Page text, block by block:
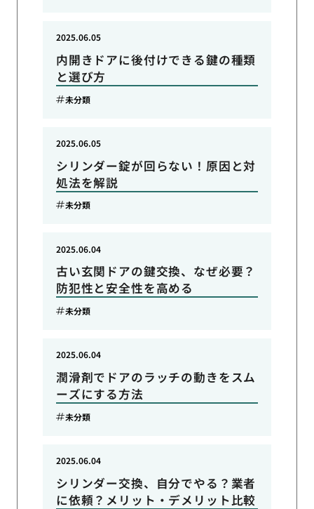
内開きドアに後付けできる鍵の種類
と選び方
2025.06.05
未分類
シリンダー錠が回らない！原因と対
処法を解説
2025.06.05
未分類
古い玄関ドアの鍵交換、なぜ必要？
防犯性と安全性を高める
2025.06.04
未分類
潤滑剤でドアのラッチの動きをスム
ーズにする方法
2025.06.04
未分類
シリンダー交換、自分でやる？業者
に依頼？メリット・デメリット比較
2025.06.04